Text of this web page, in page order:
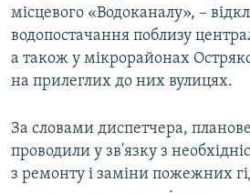
ВСЕ ЗА ДЕНЬ
СПЕЦПРОЕКТИ
ДЕПОРТАЦІЯ
СВІДЧЕННЯ ОКУПАЦІЇ
УКРАЇНСЬКА ПРОБЛЕМА КРИМУ
ЯК ОБІЙТИ БЛОКУВАННЯ
Русский
Qırımtatar
місцевого «Водоканалу», –
водопостачання поблизу
а також у мікрорайонах
на прилеглих до них вулицях.
За словами диспетчера,
проводили у зв'язку з
з ремонту і заміни пожежних